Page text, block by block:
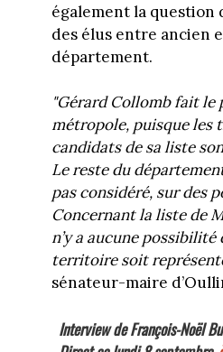
également la
des élus entre ancien
département.
"Gérard Collomb fait le
métropole, puisque les
candidats de sa liste
Le reste du
pas considéré, sur des
Concernant la liste de
n’y a aucune possibilité
territoire soit
sénateur-maire
Interview de François-Noël